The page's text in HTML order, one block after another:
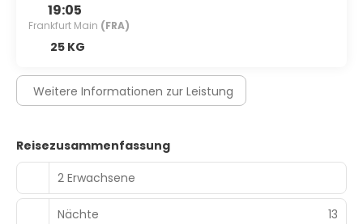
19:05
Frankfurt Main (FRA)
25 KG
Weitere Informationen zur Leistung
Reisezusammenfassung
2 Erwachsene
Nächte 13